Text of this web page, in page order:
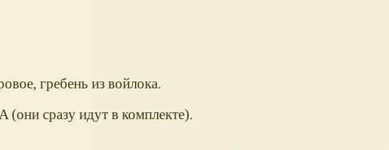
гребень из войлока.
сразу идут в комплекте).